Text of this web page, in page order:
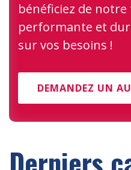
bénéficiez de
performante et
sur vos besoins !
DEMANDEZ UN